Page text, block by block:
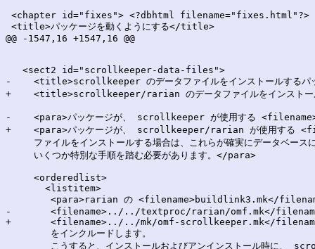
<chapter id="fixes"> <?dbhtml filename="fixes.html"?>
<title>パッケージを動くようにする</title>
@@ -1547,16 +1547,16 @@
   <sect2 id="scrollkeeper-data-files">
-    <title>scrollkeeper のデータファイルをインストールする
+    <title>scrollkeeper/rarian のデータファイルをインストー
-    <para>パッケージが、 scrollkeeper が使用する
+    <para>パッケージが、 scrollkeeper/rarian が使用する
ファイルをインストールする場合は、これらが確実にデータベース
     いくつか特別な手順を踏む必要があります。</para>
     <orderedlist>
       <listitem>
-	<filename>../../textproc/rarian/omf.mk</filename>
+	<filename>../../mk/omf-scrollkeeper.mk</filename>